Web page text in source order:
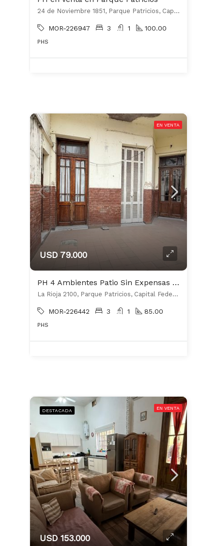
24 de Noviembre 1851, Parque Patricios, Capital Federal
MOR-226947 3 1 100.00
PHS
EN VENTA
USD 79.000
PH 4 Ambientes Patio Sin Expensas Exc Ubicacion a Refaccionar c/ gran potencial
La Rioja 2100, Parque Patricios, Capital Federal
MOR-226442 3 1 85.00
PHS
DESTACADA EN VENTA
USD 153.000